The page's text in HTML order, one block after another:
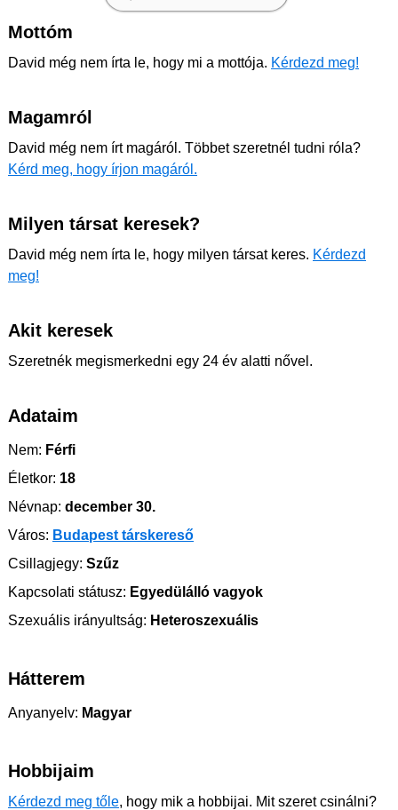
Mottóm
David még nem írta le, hogy mi a mottója. Kérdezd meg!
Magamról
David még nem írt magáról. Többet szeretnél tudni róla?
Kérd meg, hogy írjon magáról.
Milyen társat keresek?
David még nem írta le, hogy milyen társat keres. Kérdezd
meg!
Akit keresek
Szeretnék megismerkedni egy 24 év alatti nővel.
Adataim
Nem: Férfi
Életkor: 18
Névnap: december 30.
Város: Budapest társkereső
Csillagjegy: Szűz
Kapcsolati státusz: Egyedülálló vagyok
Szexuális irányultság: Heteroszexuális
Hátterem
Anyanyelv: Magyar
Hobbijaim
Kérdezd meg tőle, hogy mik a hobbijai. Mit szeret csinálni?